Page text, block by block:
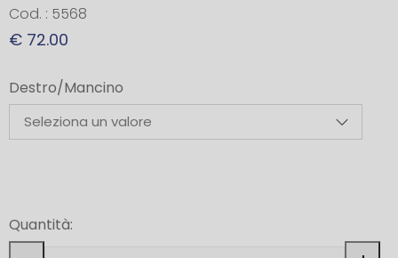
Cod. : 5568
€ 72.00
Destro/Mancino
Quantità: